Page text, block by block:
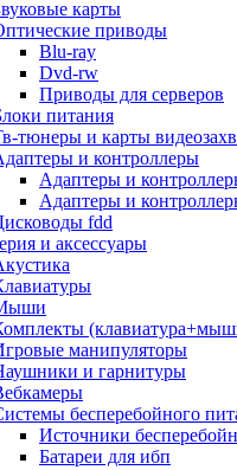
Батареи
Разное
Носители информации
Внешние жесткие
Карты памяти
Оптические
Blu-ray
Cd-r
Cd-rw
Dvd-r
Dvdrw
Серверы
Программное
Операционные
Антивирусное по
Офисные
Неттопы, тонкие
Микрокомпьютеры
Опции для
Бытовая техника
карты
приводы
Blu-ray
Dvd-rw
Приводы для серверов
питания
тюнеры и карты
и контроллеры
Адаптеры и
Адаптеры и
fdd
и аксессуары
манипуляторы
и гарнитуры
бесперебойного
Источники
Батареи для ибп